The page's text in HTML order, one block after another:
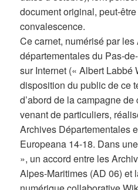
document original, peut-
convalescence.
Ce carnet, numérisé par les
départementales du Pas-
sur Internet (« Albert Labbé
disposition du public de ce
d’abord de la campagne
venant de particuliers,
Archives Départementales
Europeana 14-18. Dans
», un accord entre les
Alpes-Maritimes (AD 06) et